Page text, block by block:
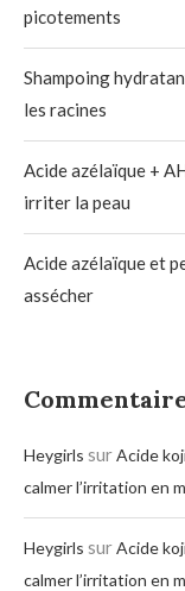
picotements
Shampoing
les racines
Acide azélaïque +
irriter la peau
Acide azélaïque et
assécher
Heygirls surAcide
calmer l’irritation en
Heygirls surAcide
calmer l’irritation en